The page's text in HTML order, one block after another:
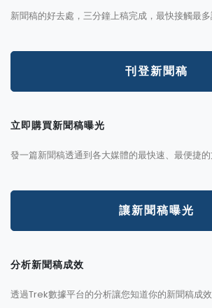
新聞稿的好去處，三分鐘上稿完成，最快接觸最多
刊登新聞稿
立即購買新聞稿曝光
發一篇新聞稿透通到各大媒體的最快速、最便捷的
讓新聞稿曝光
分析新聞稿成效
透過Trek數據平台的分析讓您知道你的新聞稿成